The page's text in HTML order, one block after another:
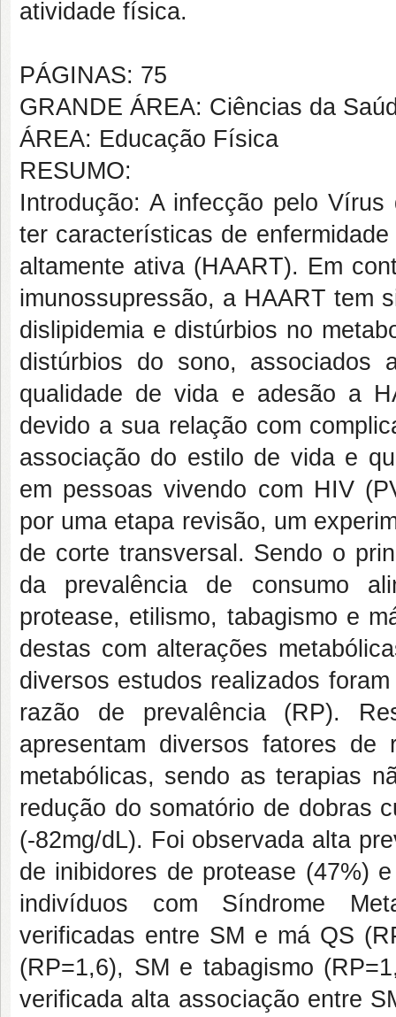
atividade física.
PÁGINAS: 75
GRANDE ÁREA: Ciências da
ÁREA: Educação Física
RESUMO:
Introdução: A infecção pelo
ter características de
altamente ativa (HAART). Em
imunossupressão, a HAART tem
dislipidemia e distúrbios no
distúrbios do sono, associados
qualidade de vida e adesão a
devido a sua relação com
associação do estilo de vida e
em pessoas vivendo com HIV
por uma etapa revisão, um
de corte transversal. Sendo o
da prevalência de consumo
protease, etilismo, tabagismo e
destas com alterações
diversos estudos realizados
razão de prevalência (RP).
apresentam diversos fatores de
metabólicas, sendo as terapias
redução do somatório de dobras
(-82mg/dL). Foi observada alta
de inibidores de protease (47%)
indivíduos com Síndrome
verificadas entre SM e má QS
(RP=1,6), SM e tabagismo
verificada alta associação entre